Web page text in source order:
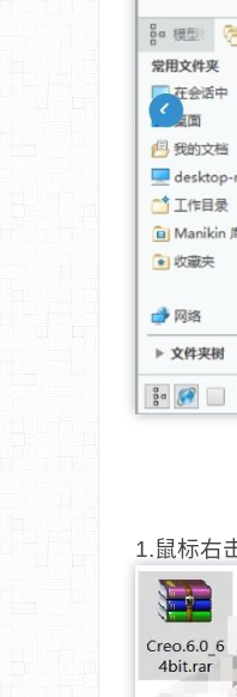
1.鼠标右